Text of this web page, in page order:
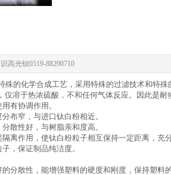
高光钡0519-88290710
殊的化学合成工艺，采用特殊的过滤技术和特
仅溶于热浓硫酸，不和任何气体反应。因此是
有协调作用。
布窄，与进口钛白粉相近。
散性好，与树脂亲和度高。
离作用，使钛白粉粒子相互保持一定距离，充
，保证制品纯洁度。
分散性，能增强塑料的硬度和刚度，保持塑